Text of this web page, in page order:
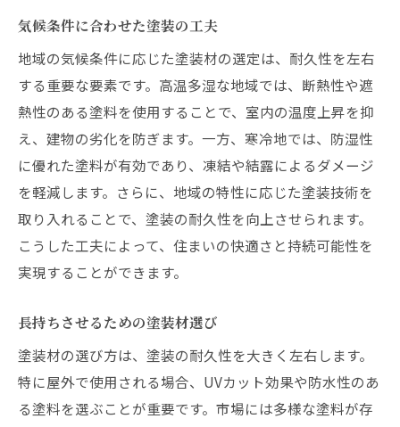
気候条件に合わせた塗装の工夫
地域の気候条件に応じた塗装材の選定は、耐久性を左右
する重要な要素です。高温多湿な地域では、断熱性や遮
熱性のある塗料を使用することで、室内の温度上昇を抑
え、建物の劣化を防ぎます。一方、寒冷地では、防湿性
に優れた塗料が有効であり、凍結や結露によるダメージ
を軽減します。さらに、地域の特性に応じた塗装技術を
取り入れることで、塗装の耐久性を向上させられます。
こうした工夫によって、住まいの快適さと持続可能性を
実現することができます。
長持ちさせるための塗装材選び
塗装材の選び方は、塗装の耐久性を大きく左右します。
特に屋外で使用される場合、UVカット効果や防水性のあ
る塗料を選ぶことが重要です。市場には多様な塗料が存